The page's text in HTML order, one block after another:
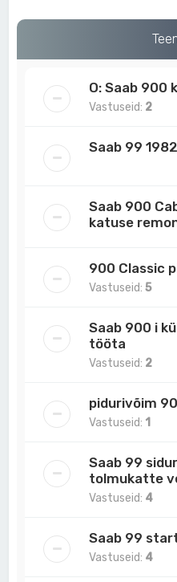
O: Saab 900
Vastuseid: 2
Saab 99
Saab 900
katuse
900 Classic
Vastuseid:5
Saab 900 i
tööta
Vastuseid: 2
pidurivõim
Vastuseid: 1
Saab 99
tolmukatte
Vastuseid: 4
Saab 99
Vastuseid: 4